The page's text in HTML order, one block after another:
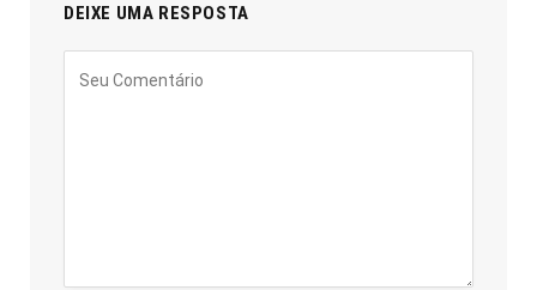
DEIXE UMA RESPOSTA